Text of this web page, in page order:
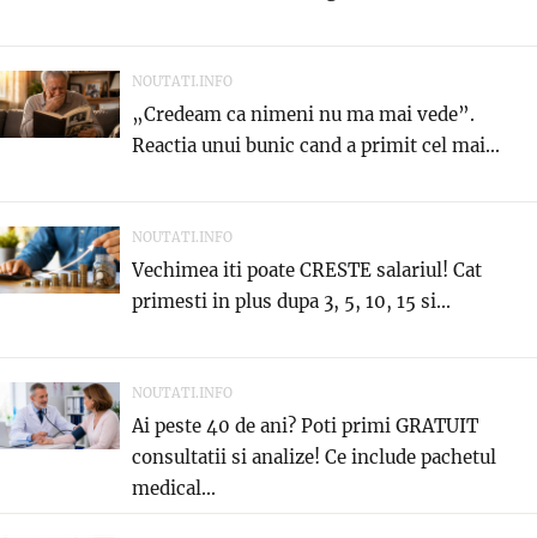
NOUTATI.INFO
„Credeam ca nimeni nu ma mai vede”.
Reactia unui bunic cand a primit cel mai...
NOUTATI.INFO
Vechimea iti poate CRESTE salariul! Cat
primesti in plus dupa 3, 5, 10, 15 si...
NOUTATI.INFO
Ai peste 40 de ani? Poti primi GRATUIT
consultatii si analize! Ce include pachetul
medical...